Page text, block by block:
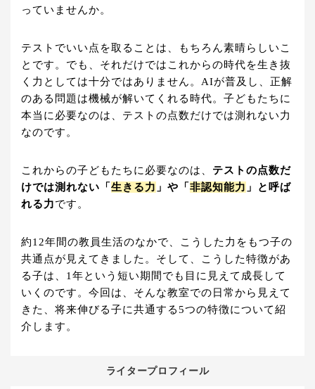
っていませんか。
テストでいい点を取ることは、もちろん素晴らしいこ
とです。でも、それだけではこれからの時代を生き抜
く力としては十分ではありません。AIが普及し、正解
のある問題は機械が解いてくれる時代。子どもたちに
本当に必要なのは、テストの点数だけでは測れない力
なのです。
これからの子どもたちに必要なのは、 テストの点数だ
けでは測れない「 生きる力 」や「 非認知能力 」と呼ば
れる力です。
約12年間の教員生活のなかで、こうした力をもつ子の
共通点が見えてきました。そして、こうした特徴があ
る子は、1年という短い期間でも目に見えて成長して
いくのです。今回は、そんな教室での日常から見えて
きた、将来伸びる子に共通する5つの特徴について紹
介します。
ライタープロフィール